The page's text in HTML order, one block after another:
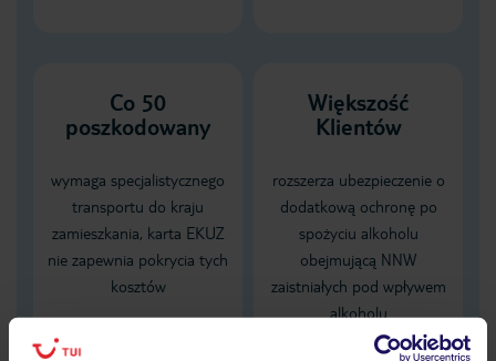
Co 50
poszkodowany
wymaga specjalistycznego
transportu do kraju
zamieszkania, karta EKUZ
nie zapewnia pokrycia tych
kosztów
Większość
Klientów
rozszerza ubezpieczenie o
dodatkową ochronę po
spożyciu alkoholu
obejmującą NNW
zaistniałych pod wpływem
alkoholu